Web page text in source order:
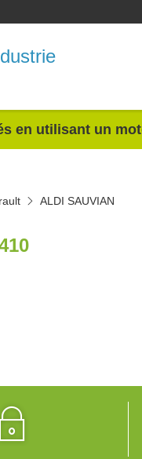
en utilisant un
ALDI SAUVIAN